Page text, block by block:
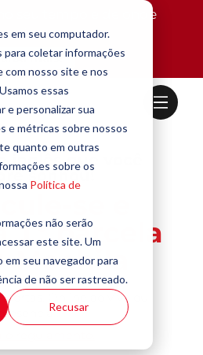
em seu computador.
para coletar informações
com nosso site e nos
essas
e personalizar sua
e métricas sobre nossos
quanto em outras
sobre os
Política de
não serão
este site. Um
em seu navegador para
de não ser rastreado.
Recusar
seu tempo e de onde
estiver.
mais!
inglês que você
sonhou!
se e
1° parcela
Mochila
portas. Online ao vivo ou
presencial.